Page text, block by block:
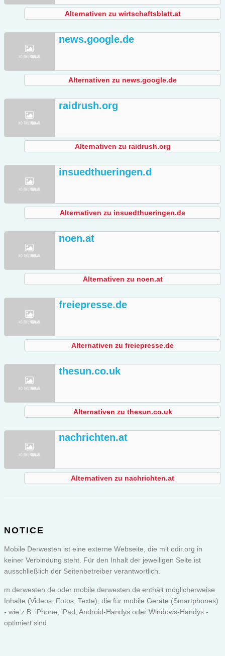
Alternativen zu wirtschaftsblatt.at
news.google.de
Alternativen zu news.google.de
raidrush.org
Alternativen zu raidrush.org
insuedthueringen.d
Alternativen zu insuedthueringen.de
noen.at
Alternativen zu noen.at
freiepresse.de
Alternativen zu freiepresse.de
thesun.co.uk
Alternativen zu thesun.co.uk
nachrichten.at
Alternativen zu nachrichten.at
NOTICE
Mobile Derwesten ist eine externe Webseite, die mit odir.org in
keiner Verbindung steht. Für den Inhalt der jeweiligen Seite ist
ausschließlich der Seitenbetreiber verantwortlich.
m.derwesten.de oder mobile.derwesten.de enthält möglicherweise
Inhalte (Videos, Fotos, Texte), die für mobile Geräte (Smartphones)
- wie z.B. iPhone, iPad, Android-Handys oder Windows-Handys -
optimiert sind.